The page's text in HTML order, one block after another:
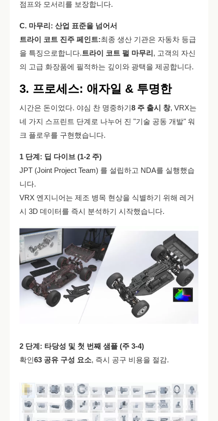
점프와 모서리를 보장합니다.
C. 마무리: 산업 표준을 넘어서
트라이 코트 진주 페인트:최종 생산 기관은 자동차 등급
을 특징으로합니다.트라이 코트 펄 마무리, 고객의 자신
의 고급 화장품에 필적하는 깊이와 광택을 제공합니다.
3. 프로세스: 애자일 & 투명한
시간은 돈이었다. 야심 찬 명중하기8 주 출시 창, VRX는
네 가지 스프린트 단계로 나누어 진 "기술 공동 개발" 워
크 플로우를 구현했습니다.
1 단계: 딥 다이브 (1-2 주)
JPT (Joint Project Team) 를 설립하고 NDA를 실행했습
니다.
VRX 엔지니어는 제조 병목 현상을 식별하기 위해 레거
시 3D 데이터를 즉시 분석하기 시작했습니다.
2 단계: 타당성 및 첫 번째 샘플 (주 3-4)
확인63 공유 구성 요소, 즉시 공구 비용을 절감.